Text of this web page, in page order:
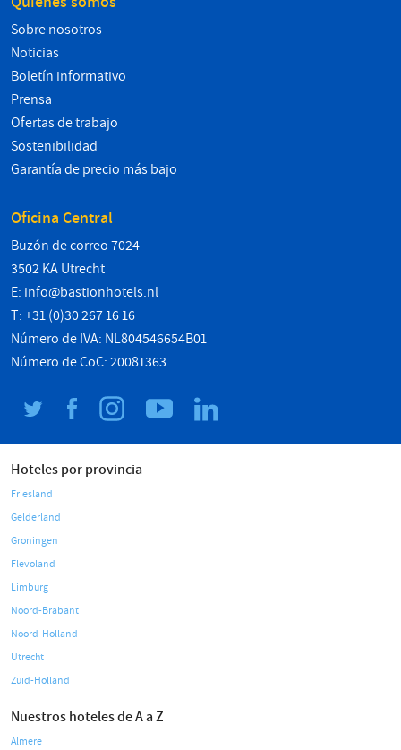
Sobre nosotros
Noticias
Boletín informativo
Prensa
Ofertas de trabajo
Sostenibilidad
Garantía de precio más bajo
Oficina Central
Buzón de correo 7024
3502 KA Utrecht
E: info@bastionhotels.nl
T: +31 (0)30 267 16 16
Número de IVA: NL804546654B01
Número de CoC: 20081363
Hoteles por provincia
Friesland
Gelderland
Groningen
Flevoland
Limburg
Noord-Brabant
Noord-Holland
Utrecht
Zuid-Holland
Nuestros hoteles de A a Z
Almere